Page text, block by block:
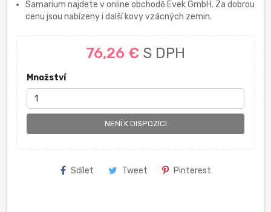
Samarium najdete v online obchodě Evek GmbH. Za dobrou
cenu jsou nabízeny i další kovy vzácných zemin.
76,26 € S DPH
Množství
NENÍ K DISPOZICI
Sdílet Tweet Pinterest